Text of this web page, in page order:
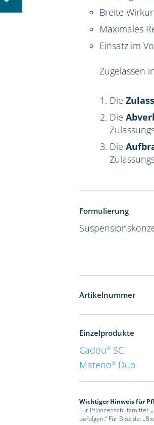
Breite
Maximales
Einsatz im
Zugelassen
Die
Die
Die
Formulierung
Artikelnummer
Einzelprodukte
Cadou® SC
Mateno® Duo
Wichtiger Hinweis für
Für Pflanzenschutzmittel:
befolgen.“ Für Biozide: